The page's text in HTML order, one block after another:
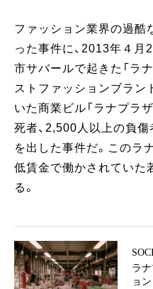
ファッション業界の過酷
った事件に、2013年４
市サバールで起きた「ラ
ストファッションブラン
いた商業ビル「ラナプラ
死者、2,500人以上の負
を出した事件だ。このラ
低賃金で働かされていた
る。
ラ
ョ